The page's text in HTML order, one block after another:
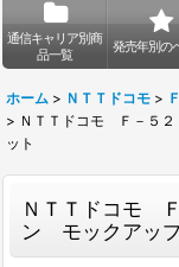
通信キャリア別商
品一覧
発売年別の
ホーム > ＮＴＴドコモ >
> ＮＴＴドコモ Ｆ－５
ット
ＮＴＴドコモ
ン モックアッ